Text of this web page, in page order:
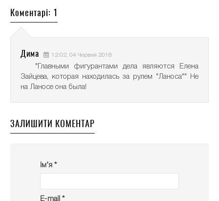
Коментарі: 1
Дима 12:02, 04 Червня 2018
"Главными фигурантами дела являются Елена
Зайцева, которая находилась за рулем "Ланоса"" Не
на Ланосе она была!
ЗАЛИШИТИ КОМЕНТАР
Ім’я *
E-mail *